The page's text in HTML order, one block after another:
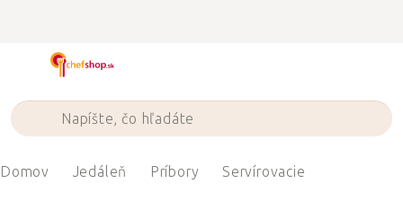
Domov Jedáleň Príbory Servírovacie